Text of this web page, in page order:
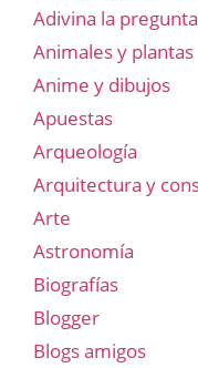
Adivina la pregunta
Animales y plantas
Anime y dibujos
Apuestas
Arqueología
Arquitectura y
Arte
Astronomía
Biografías
Blogger
Blogs amigos